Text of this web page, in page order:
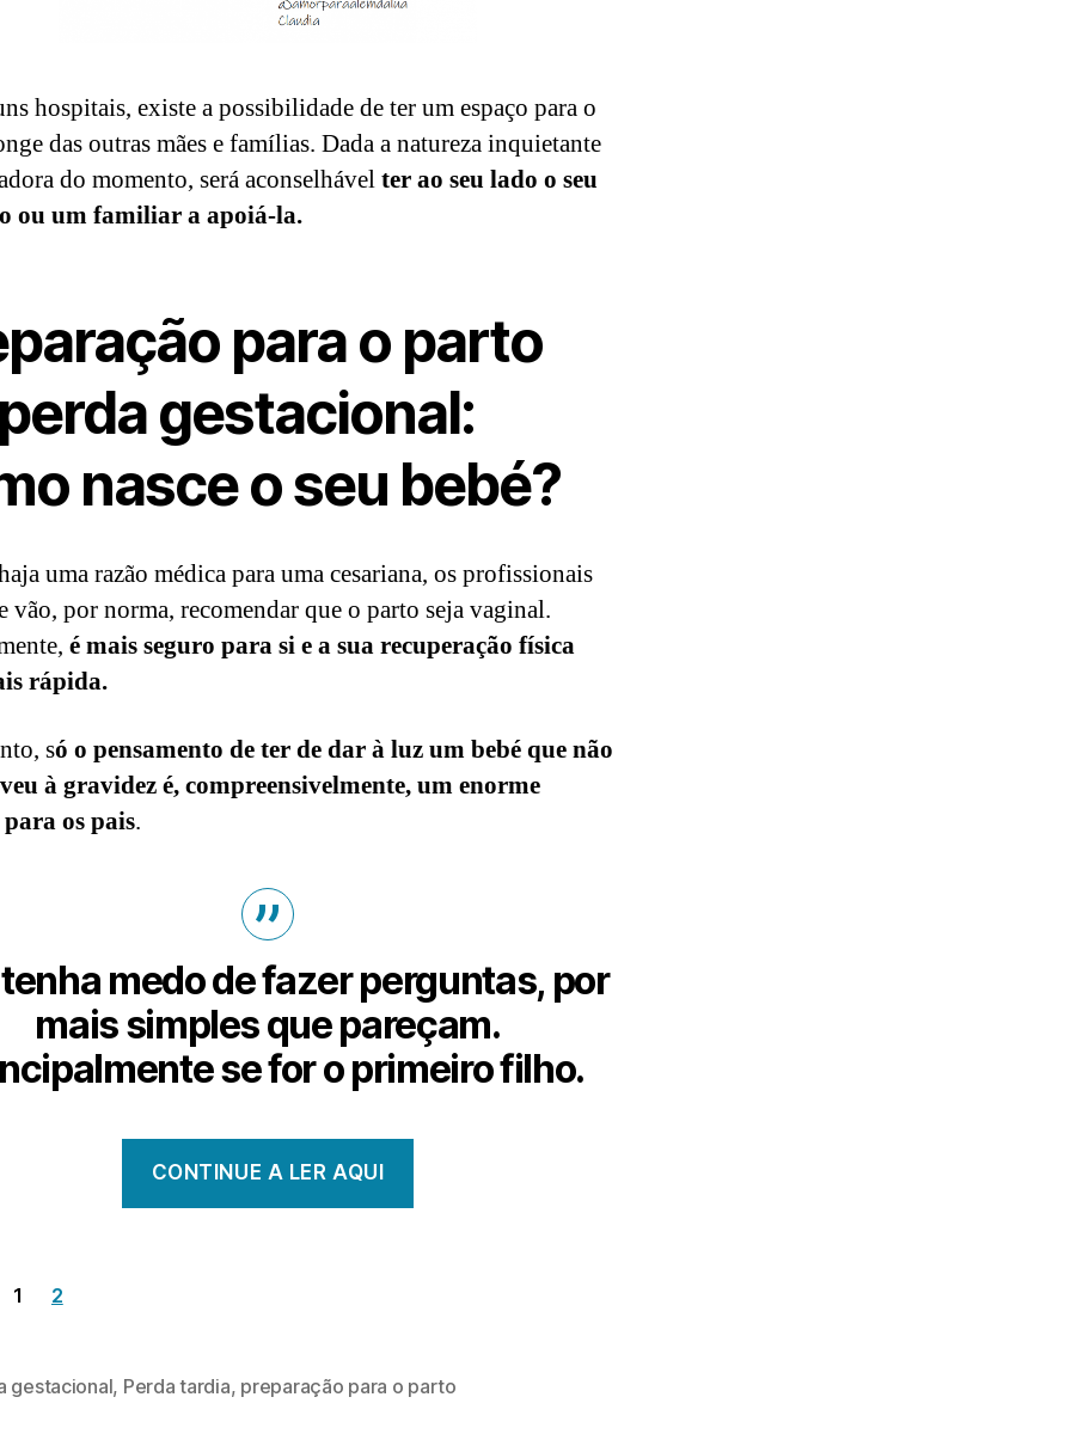
hospitais, existe a possibilidade de ter um espaço para o
das outras mães e famílias. Dada a natureza inquietante
do momento, será aconselhávelter ao seu lado o seu
ou um familiar a apoiá-la.
para o parto
gestacional:
nasce o seu bebé?
uma razão médica para uma cesariana, os profissionais
vão, por norma, recomendar que o parto seja vaginal.
é mais seguro para si e a sua recuperação física
rápida.
só o pensamento de ter de dar à luz um bebé que não
à gravidez é, compreensivelmente, um enorme
os pais.
medo de fazer perguntas, por
mais simples que pareçam.
se for o primeiro filho.
CONTINUE A LER AQUI
1 2
gestacional, Perda tardia, preparação para o parto